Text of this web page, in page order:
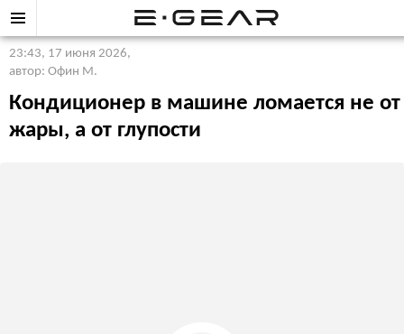
23:43, 17 июня 2026,
автор: Офин М.
Кондиционер в машине ломается не от
жары, а от глупости